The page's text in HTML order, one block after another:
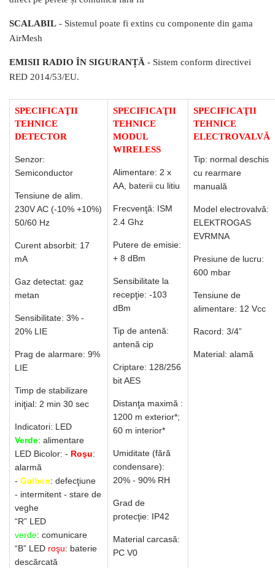
SCALABIL - Sistemul poate fi extins cu componente din gama
AirMesh
EMISII RADIO ÎN SIGURANȚĂ - Sistem conform directivei
RED 2014/53/EU.
SPECIFICAŢII
TEHNICE
DETECTOR
Senzor:
Semiconductor
Tensiune de alim.
230V AC (-10% +10%)
50/60 Hz
Curent absorbit: 17
mA
Gaz detectat: gaz
metan
Sensibilitate: 3% -
20% LIE
Prag de alarmare: 9%
LIE
Timp de stabilizare
iniţial: 2 min 30 sec
Indicatori: LED
Verde: alimentare
LED Bicolor: - Roşu:
alarmă
- Galben: defecţiune
- intermitent - stare de
veghe
“R” LED
verde: comunicare
“B” LED roşu: baterie
descărcată
SPECIFICAŢII
TEHNICE
MODUL
WIRELESS
Alimentare: 2 x
AA, baterii cu litiu
Frecvenţă: ISM
2.4 Ghz
Putere de emisie:
+ 8 dBm
Sensibilitate la
recepţie: -103
dBm
Tip de antenă:
antenă cip
Criptare: 128/256
bit AES
Distanţa maximă :
1200 m exterior*;
60 m interior*
Umiditate (fără
condensare):
20% - 90% RH
Grad de
protecţie: IP42
Material carcasă:
PC V0
SPECIFICAŢII
TEHNICE
ELECTROVALVĂ
Tip: normal deschis
cu rearmare
manuală
Model electrovalvă:
ELEKTROGAS
EVRMNA
Presiune de lucru:
600 mbar
Tensiune de
alimentare: 12 Vcc
Racord: 3/4”
Material: alamă